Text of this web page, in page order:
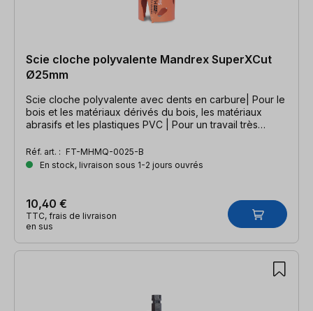
Scie cloche polyvalente Mandrex SuperXCut
Ø25mm
Scie cloche polyvalente avec dents en carbure| Pour le
bois et les matériaux dérivés du bois, les matériaux
abrasifs et les plastiques PVC | Pour un travail très
Réf. art. : FT-MHMQ-0025-B
En stock, livraison sous 1-2 jours ouvrés
10,40 €
TTC, frais de livraison
en sus